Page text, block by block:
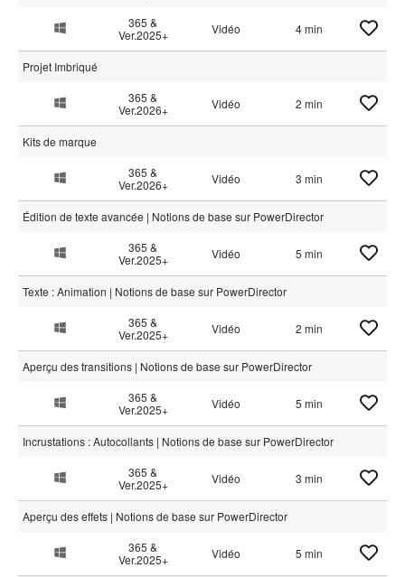
365 &
Ver.2025+
Vidéo 4 min
Projet Imbriqué
365 &
Ver.2026+
Vidéo 2 min
Kits de marque
365 &
Ver.2026+
Vidéo 3 min
Édition de texte avancée | Notions de base sur PowerDirector
365 &
Ver.2025+
Vidéo 5 min
Texte : Animation | Notions de base sur PowerDirector
365 &
Ver.2025+
Vidéo 2 min
Aperçu des transitions | Notions de base sur PowerDirector
365 &
Ver.2025+
Vidéo 5 min
Incrustations : Autocollants | Notions de base sur PowerDirector
365 &
Ver.2025+
Vidéo 3 min
Aperçu des effets | Notions de base sur PowerDirector
365 &
Ver.2025+
Vidéo 5 min